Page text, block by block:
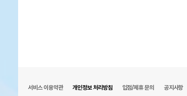
서비스 이용약관 개인정보 처리방침 입점/제휴 문의 공지사항